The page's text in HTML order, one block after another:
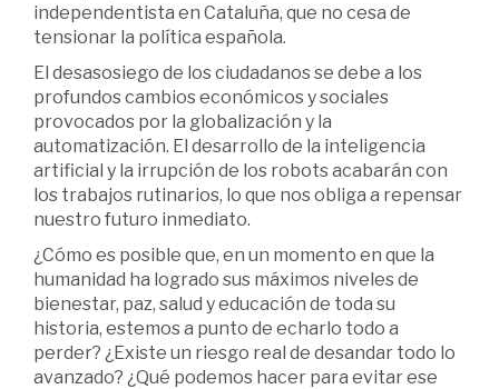
independentista en Cataluña, que no cesa de
tensionar la política española.
El desasosiego de los ciudadanos se debe a los
profundos cambios económicos y sociales
provocados por la globalización y la
automatización. El desarrollo de la inteligencia
artificial y la irrupción de los robots acabarán con
los trabajos rutinarios, lo que nos obliga a repensar
nuestro futuro inmediato.
¿Cómo es posible que, en un momento en que la
humanidad ha logrado sus máximos niveles de
bienestar, paz, salud y educación de toda su
historia, estemos a punto de echarlo todo a
perder? ¿Existe un riesgo real de desandar todo lo
avanzado? ¿Qué podemos hacer para evitar ese